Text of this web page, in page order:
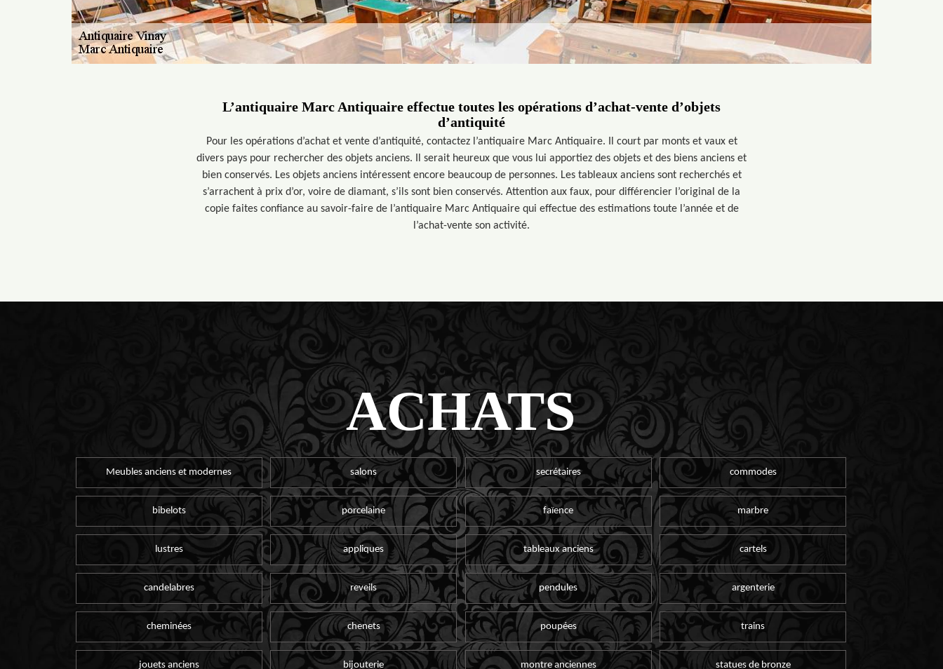
L’antiquaire Marc Antiquaire effectue toutes les opérations d’achat-vente d’objets
d’antiquité
Pour les opérations d’achat et vente d’antiquité, contactez l’antiquaire Marc Antiquaire. Il court par monts et vaux et
divers pays pour rechercher des objets anciens. Il serait heureux que vous lui apportiez des objets et des biens anciens et
bien conservés. Les objets anciens intéressent encore beaucoup de personnes. Les tableaux anciens sont recherchés et
s’arrachent à prix d’or, voire de diamant, s’ils sont bien conservés. Attention aux faux, pour différencier l’original de la
copie faites confiance au savoir-faire de l’antiquaire Marc Antiquaire qui effectue des estimations toute l’année et de
l’achat-vente son activité.
ACHATS
Meubles anciens et modernes salons secrétaires commodes
bibelots porcelaine faïence marbre
lustres appliques tableaux anciens cartels
candelabres reveils pendules argenterie
cheminées chenets poupées trains
jouets anciens bijouterie montre anciennes statues de bronze